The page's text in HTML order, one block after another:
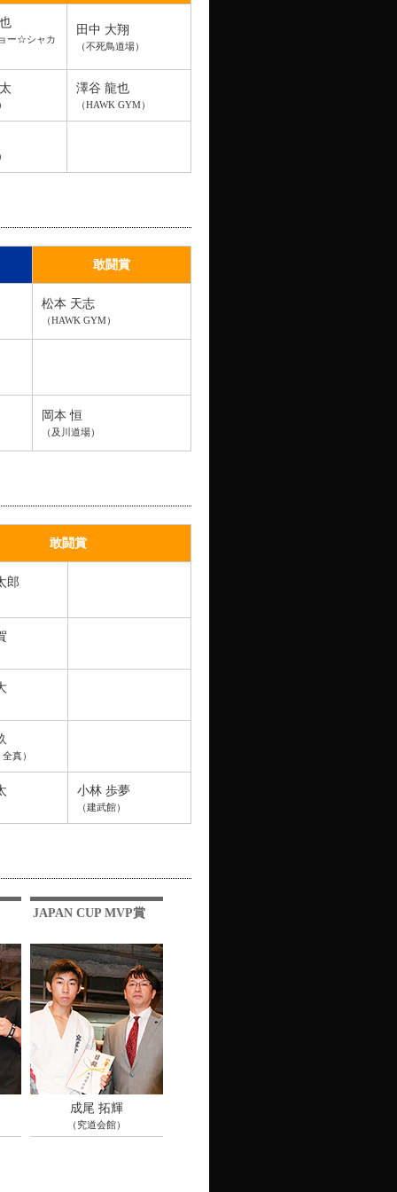
ー☆シャカ
田中 大翔
（不死鳥道場）
澤谷 龍也
（HAWK GYM）
敢闘賞
松本 天志
（HAWK GYM）
岡本 恒
（及川道場）
敢闘賞
郎
真）
小林 歩夢
（建武館）
JAPAN CUP MVP賞
成尾 拓輝
（究道会館）